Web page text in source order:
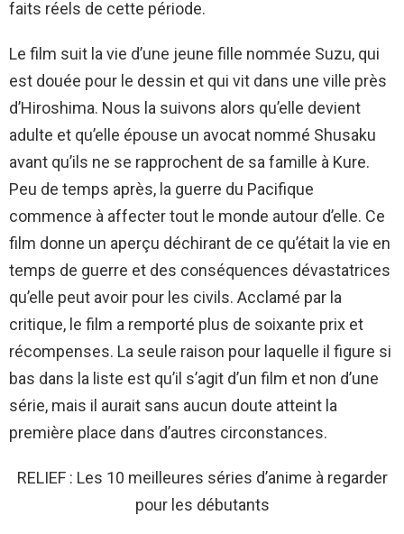
faits réels de cette période.
Le film suit la vie d’une jeune fille nommée Suzu, qui
est douée pour le dessin et qui vit dans une ville près
d’Hiroshima. Nous la suivons alors qu’elle devient
adulte et qu’elle épouse un avocat nommé Shusaku
avant qu’ils ne se rapprochent de sa famille à Kure.
Peu de temps après, la guerre du Pacifique
commence à affecter tout le monde autour d’elle. Ce
film donne un aperçu déchirant de ce qu’était la vie en
temps de guerre et des conséquences dévastatrices
qu’elle peut avoir pour les civils. Acclamé par la
critique, le film a remporté plus de soixante prix et
récompenses. La seule raison pour laquelle il figure si
bas dans la liste est qu’il s’agit d’un film et non d’une
série, mais il aurait sans aucun doute atteint la
première place dans d’autres circonstances.
RELIEF : Les 10 meilleures séries d’anime à regarder
pour les débutants